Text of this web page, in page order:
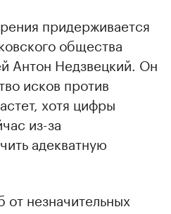
придерживается
общества
Антон Недзвецкий. Он
исков против
хотя цифры
из-за
адекватную
незначительных